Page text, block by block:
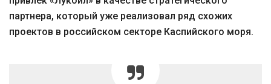
партнера, который уже реализовал ряд схожих
проектов в российском секторе Каспийского моря.